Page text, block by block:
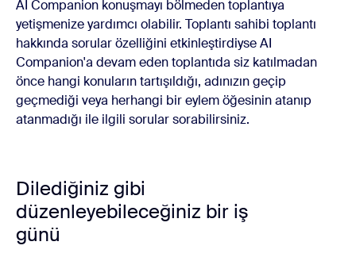
AI Companion konuşmayı bölmeden toplantıya
yetişmenize yardımcı olabilir. Toplantı sahibi toplantı
hakkında sorular özelliğini etkinleştirdiyse AI
Companion'a devam eden toplantıda siz katılmadan
önce hangi konuların tartışıldığı, adınızın geçip
geçmediği veya herhangi bir eylem öğesinin atanıp
atanmadığı ile ilgili sorular sorabilirsiniz.
Dilediğiniz gibi
düzenleyebileceğiniz bir iş
günü